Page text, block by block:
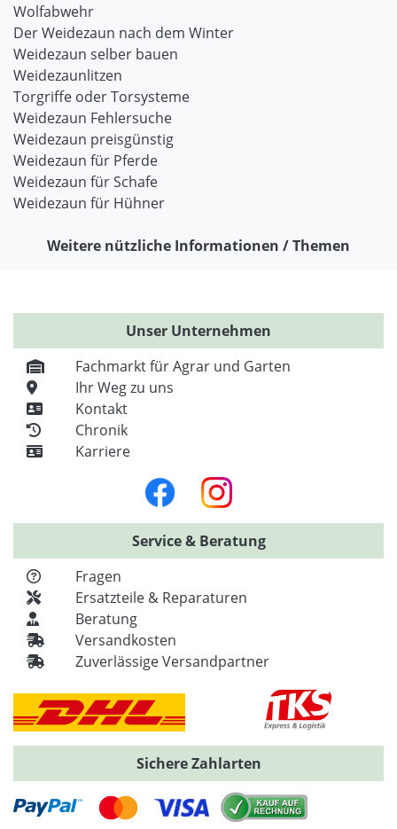
Wolfabwehr
Der Weidezaun nach dem Winter
Weidezaun selber bauen
Weidezaunlitzen
Torgriffe oder Torsysteme
Weidezaun Fehlersuche
Weidezaun preisgünstig
Weidezaun für Pferde
Weidezaun für Schafe
Weidezaun für Hühner
Weitere nützliche Informationen / Themen
Unser Unternehmen
Fachmarkt für Agrar und Garten
Ihr Weg zu uns
Kontakt
Chronik
Karriere
Service & Beratung
Fragen
Ersatzteile & Reparaturen
Beratung
Versandkosten
Zuverlässige Versandpartner
Sichere Zahlarten